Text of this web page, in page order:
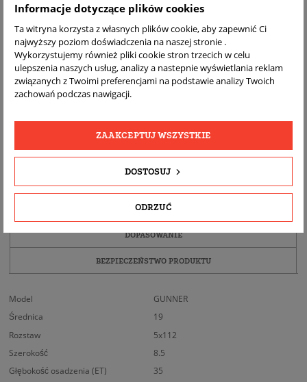
WYSYŁKA
ZWROT
ZDJĘCIA
OPIS
DOPASOWANIE
BEZPIECZEŃSTWO PRODUKTU
Model
GUNNER
Średnica
19
Rozstaw
5x112
Szerokość
8.5
Głębokość osadzenia (ET)
35
Informacje dotyczące plików cookies
Ta witryna korzysta z własnych plików cookie, aby zapewnić Ci
najwyższy poziom doświadczenia na naszej stronie .
Wykorzystujemy również pliki cookie stron trzecich w celu
ulepszenia naszych usług, analizy a nastepnie wyświetlania reklam
związanych z Twoimi preferencjami na podstawie analizy Twoich
zachowań podczas nawigacji.
ODRZUĆ
DOSTOSUJ
ZAAKCEPTUJ WSZYSTKIE